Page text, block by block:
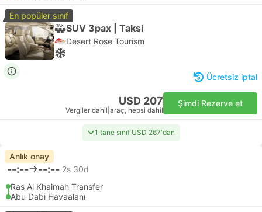
En popüler sınıf
SUV 3pax | Taksi
Desert Rose Tourism
Ücretsiz iptal
USD 207
Vergiler dahil araç, hepsi dahil
Şimdi Rezerve et
1 tane sınıf USD 267'dan
Anlık onay
--:-- --:-- 2s 30d
Ras Al Khaimah Transfer
Abu Dabi Havaalanı